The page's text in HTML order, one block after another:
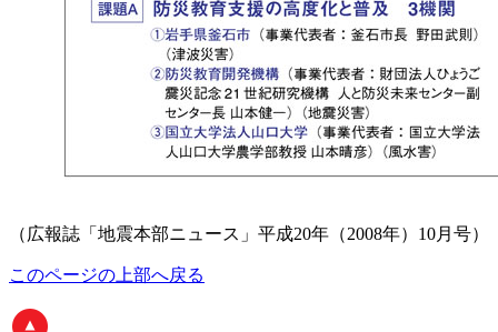
（広報誌「地震本部ニュース」平成20年（2008年）10月号）
このページの上部へ戻る